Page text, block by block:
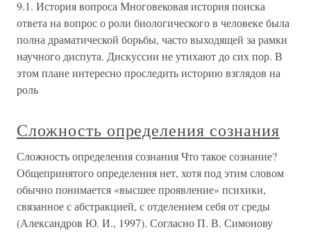
9.1. История вопроса Многовековая история поиска
ответа на вопрос о роли биологического в человеке была
полна драматической борьбы, часто выходящей за рамки
научного диспута. Дискуссии не утихают до сих пор. В
этом плане интересно проследить историю взглядов на
роль
Сложность определения сознания
Сложность определения сознания Что такое сознание?
Общепринятого определения нет, хотя под этим словом
обычно понимается «высшее проявление» психики,
связанное с абстракцией, с отделением себя от среды
(Александров Ю. И., 1997). Согласно П. В. Симонову